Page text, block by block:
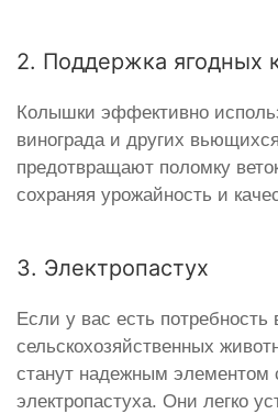
2. Поддержка ягодных
Колышки эффективно
винограда и других
предотвращают поломку
сохраняя урожайность и
3. Электропастух
Если у вас есть потребность
сельскохозяйственных
станут надежным элементом
электропастуха. Они легко